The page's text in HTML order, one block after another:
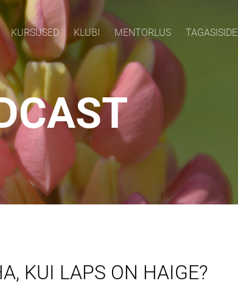
KURSUSED KLUBI MENTORLUS TAGASISIDE
KUI LAPS ON HAIGE?